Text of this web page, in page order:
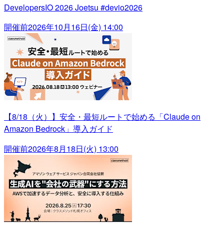
DevelopersIO 2026 Joetsu #devio2026
開催前2026年10月16日(金) 14:00
【8/18（火）】安全・最短ルートで始める「Claude on
Amazon Bedrock」導入ガイド
開催前2026年8月18日(火) 13:00